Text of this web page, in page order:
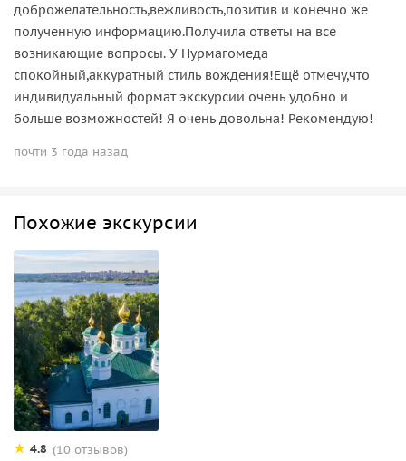
доброжелательность,вежливость,позитив и конечно же
полученную информацию.Получила ответы на все
возникающие вопросы. У Нурмагомеда
спокойный,аккуратный стиль вождения!Ещё отмечу,что
индивидуальный формат экскурсии очень удобно и
больше возможностей! Я очень довольна! Рекомендую!
почти 3 года назад
Похожие экскурсии
4.8 (10 отзывов)